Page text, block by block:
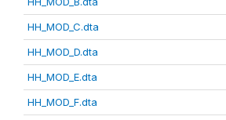
HH_MOD_C.dta
HH_MOD_D.dta
HH_MOD_E.dta
HH_MOD_F.dta